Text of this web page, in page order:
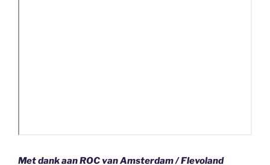
Met dank aan ROC van Amsterdam / Flevoland